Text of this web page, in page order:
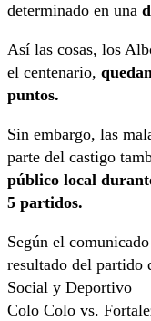
determinado en una
Así las cosas, los
el centenario,
puntos.
Sin embargo, las
parte del castigo
público local
5 partidos.
Según el
resultado del partido
Social y Deportivo
Colo Colo vs.